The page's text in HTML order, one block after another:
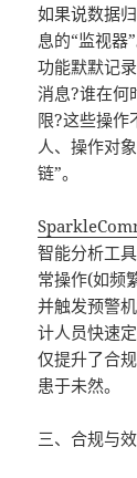
如果说数据
息的“监视器
功能默默记
消息?谁在何
限?这些操作
人、操作对
链”。
智能分析工
常操作(如频
并触发预警
计人员快速
仅提升了合
患于未然。
三、合规与